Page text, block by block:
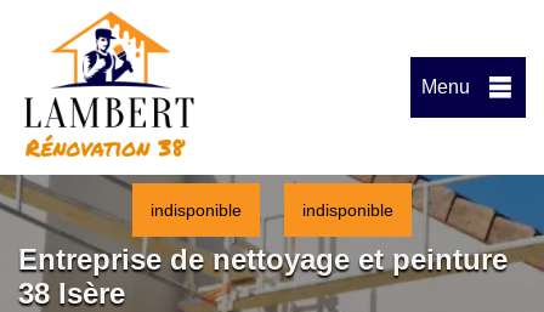
Menu
indisponible indisponible
Entreprise de nettoyage et peinture
38 Isère